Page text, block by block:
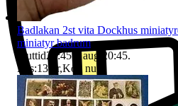
Badlakan 2st vita Dockhus
miniatyr badrum
Sluttid20:45 6 aug 20:45.
Pris:13 kr,Köp nu.